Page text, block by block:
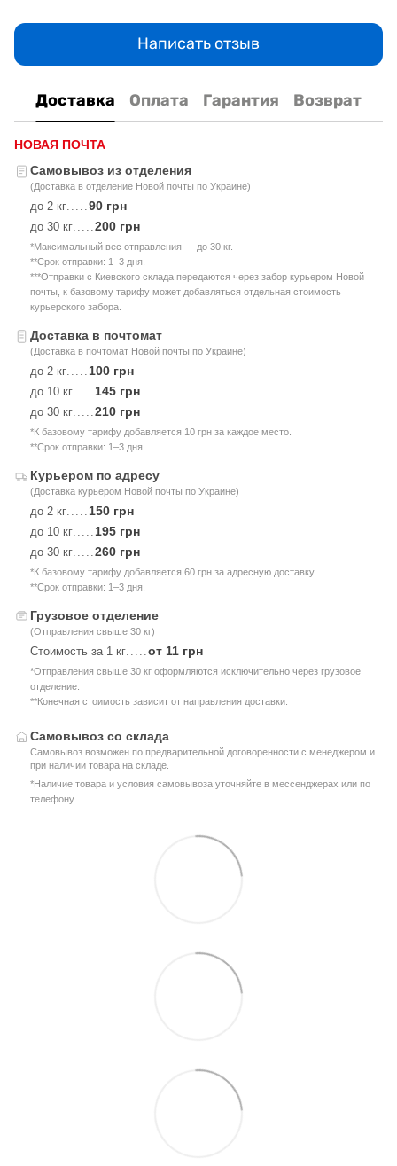
Написать отзыв
Доставка Оплата Гарантия Возврат
НОВАЯ ПОЧТА
Самовывоз из отделения
(Доставка в отделение Новой почты по Украине)
до 2 кг 90 грн
до 30 кг 200 грн
*Максимальный вес отправления — до 30 кг.
**Срок отправки: 1–3 дня.
***Отправки с Киевского склада передаются через забор курьером Новой
почты, к базовому тарифу может добавляться отдельная стоимость
курьерского забора.
Доставка в почтомат
(Доставка в почтомат Новой почты по Украине)
до 2 кг 100 грн
до 10 кг 145 грн
до 30 кг 210 грн
*К базовому тарифу добавляется 10 грн за каждое место.
**Срок отправки: 1–3 дня.
Курьером по адресу
(Доставка курьером Новой почты по Украине)
до 2 кг 150 грн
до 10 кг 195 грн
до 30 кг 260 грн
*К базовому тарифу добавляется 60 грн за адресную доставку.
**Срок отправки: 1–3 дня.
Грузовое отделение
(Отправления свыше 30 кг)
Стоимость за 1 кг от 11 грн
*Отправления свыше 30 кг оформляются исключительно через грузовое
отделение.
**Конечная стоимость зависит от направления доставки.
Самовывоз со склада
Самовывоз возможен по предварительной договоренности с менеджером и
при наличии товара на складе.
*Наличие товара и условия самовывоза уточняйте в мессенджерах или по
телефону.